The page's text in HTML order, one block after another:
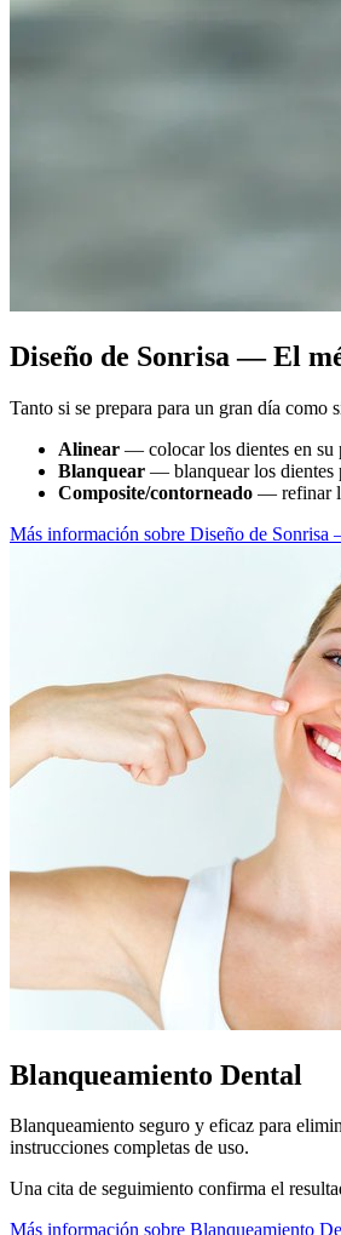
Diseño de Sonrisa — El
Tanto si se prepara para un gran día como
Alinear — colocar los dientes en su
Blanquear — blanquear los dientes
Composite/contorneado — refinar
Más información sobre Diseño de
Blanqueamiento Dental
Blanqueamiento seguro y eficaz para
instrucciones completas de uso.
Una cita de seguimiento confirma el
Más información sobre Blanqueamiento